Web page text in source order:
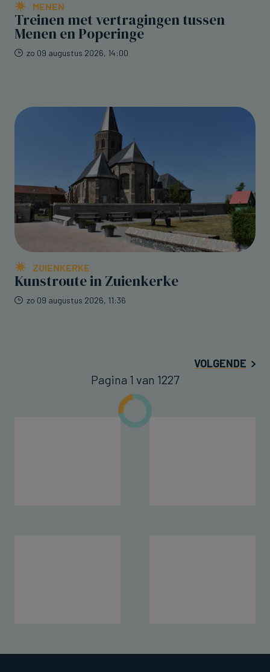
MENEN
Treinen met vertragingen tussen
Menen en Poperinge
zo 09 augustus 2026, 14:00
ZUIENKERKE
Kunstroute in Zuienkerke
zo 09 augustus 2026, 11:36
VOLGENDE
Pagina 1 van 1227